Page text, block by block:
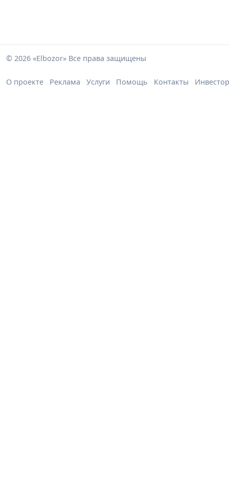
© 2026 «Elbozor» Все права защищены
О проекте Реклама Услуги Помощь Контакты